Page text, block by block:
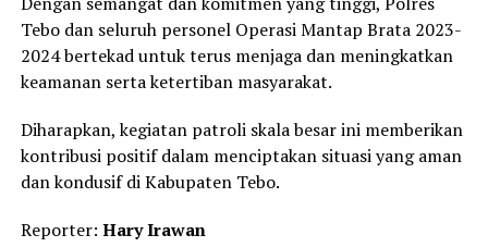
Tebo dan seluruh personel Operasi Mantap Brata 2023-
2024 bertekad untuk terus menjaga dan meningkatkan
keamanan serta ketertiban masyarakat.
Diharapkan, kegiatan patroli skala besar ini memberikan
kontribusi positif dalam menciptakan situasi yang aman
dan kondusif di Kabupaten Tebo.
Reporter: Hary Irawan